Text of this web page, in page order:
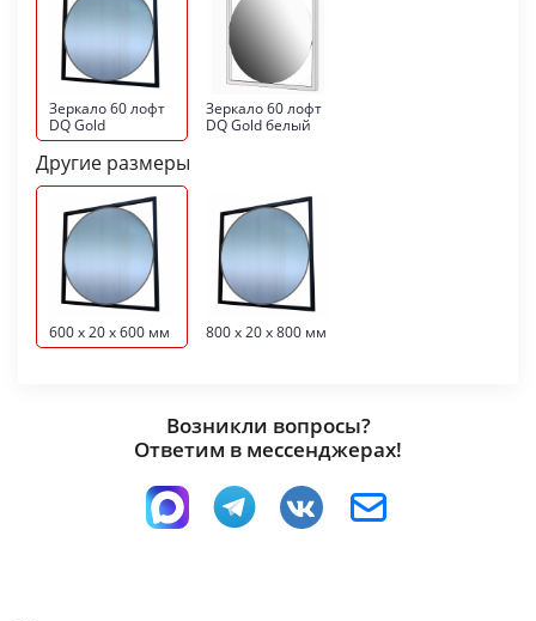
Зеркало 60 лофт
DQ Gold
Зеркало 60 лофт
DQ Gold белый
Другие размеры
600 x 20 x 600 мм 800 x 20 x 800 мм
Возникли вопросы?
Ответим в мессенджерах!